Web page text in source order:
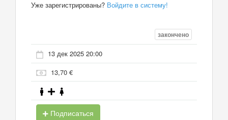
Уже зарегистрированы? Войдите в систему!
закончено
13 дек 2025 20:00
13,70 €
Подписаться